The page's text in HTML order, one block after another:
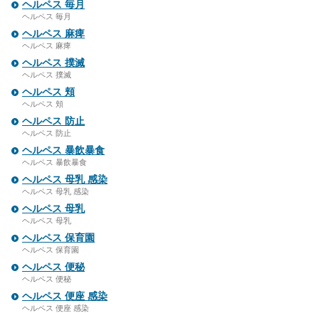
ヘルペス 毎月
ヘルペス 毎月
ヘルペス 麻痺
ヘルペス 麻痺
ヘルペス 撲滅
ヘルペス 撲滅
ヘルペス 頬
ヘルペス 頬
ヘルペス 防止
ヘルペス 防止
ヘルペス 暴飲暴食
ヘルペス 暴飲暴食
ヘルペス 母乳 感染
ヘルペス 母乳 感染
ヘルペス 母乳
ヘルペス 母乳
ヘルペス 保育園
ヘルペス 保育園
ヘルペス 便秘
ヘルペス 便秘
ヘルペス 便座 感染
ヘルペス 便座 感染